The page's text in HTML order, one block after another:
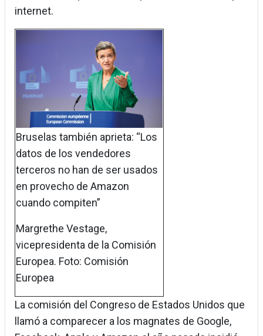
internet.
Bruselas también aprieta: “Los
datos de los vendedores
terceros no han de ser usados
en provecho de Amazon
cuando compiten”
Margrethe Vestage,
vicepresidenta de la Comisión
Europea. Foto: Comisión
Europea
La comisión del Congreso de Estados Unidos que
llamó a comparecer a los magnates de Google,